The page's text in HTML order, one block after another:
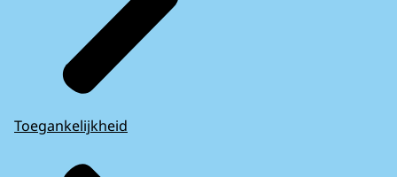
Toegankelijkheid